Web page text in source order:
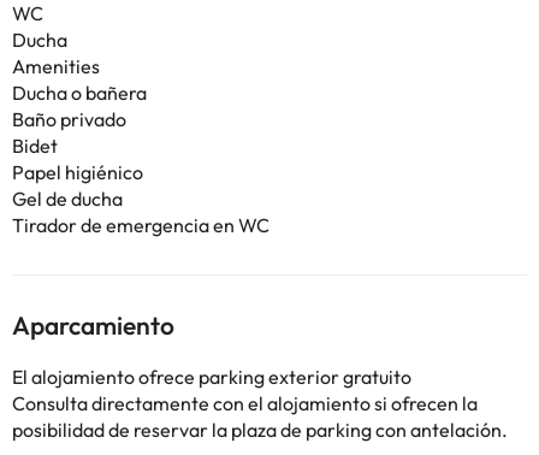
WC
Ducha
Amenities
Ducha o bañera
Baño privado
Bidet
Papel higiénico
Gel de ducha
Tirador de emergencia en WC
Aparcamiento
El alojamiento ofrece parking exterior gratuito
Consulta directamente con el alojamiento si ofrecen la
posibilidad de reservar la plaza de parking con antelación.